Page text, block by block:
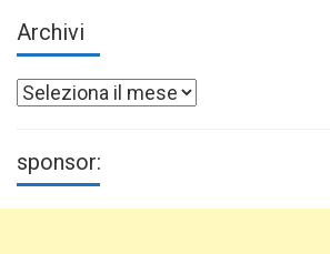
Archivi
Archivi
sponsor: